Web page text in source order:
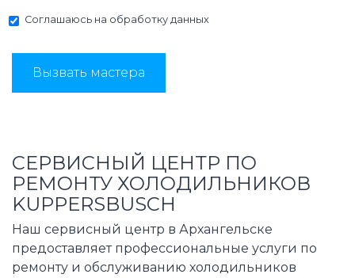
Соглашаюсь на обработку данных
Вызвать мастера
СЕРВИСНЫЙ ЦЕНТР ПО
РЕМОНТУ ХОЛОДИЛЬНИКОВ
KUPPERSBUSCH
Наш сервисный центр в Архангельске
предоставляет профессиональные услуги по
ремонту и обслуживанию холодильников